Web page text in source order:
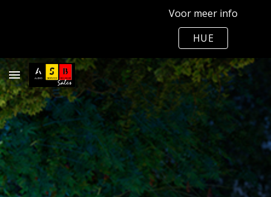
Voor meer info
HUE